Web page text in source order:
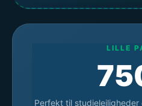
LILLE
Perfekt til